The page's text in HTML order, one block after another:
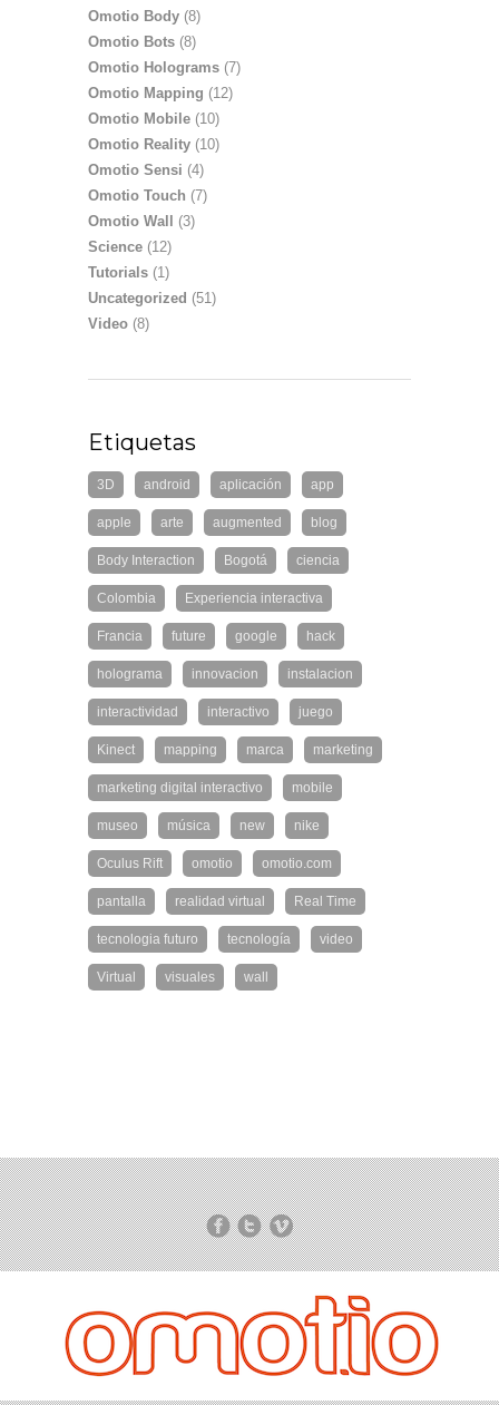
Omotio Body (8)
Omotio Bots (8)
Omotio Holograms (7)
Omotio Mapping (12)
Omotio Mobile (10)
Omotio Reality (10)
Omotio Sensi (4)
Omotio Touch (7)
Omotio Wall
(3)
Science (12)
Tutorials (1)
Uncategorized (51)
Video (8)
Etiquetas
3D android aplicación app
apple arte augmented blog
Body Interaction Bogotá ciencia
Colombia Experiencia interactiva
Francia future google hack
holograma innovacion instalacion
interactividad interactivo juego
Kinect mapping marca marketing
marketing digital interactivo mobile
museo música new nike
Oculus Rift omotio omotio.com
pantalla realidad virtual Real Time
tecnologia futuro tecnología video
Virtual visuales wall